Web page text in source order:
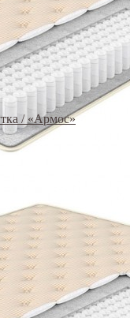
/ «Армос»